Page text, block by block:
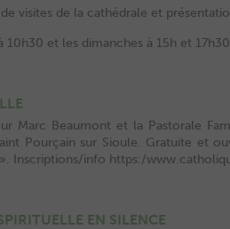
visites de la cathédrale et
10h30 et les dimanches à 15h et
Marc Beaumont et la Pastorale
Pourçain sur Sioule. Gratuite et
». Inscriptions/info https:/
EN SILENCE